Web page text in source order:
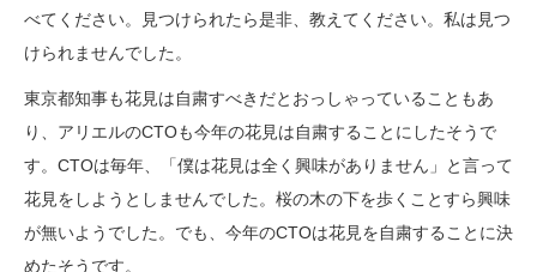
べてください。見つけられたら是非、教えてください。私は見つ
けられませんでした。
東京都知事も花見は自粛すべきだとおっしゃっていることもあ
り、アリエルのCTOも今年の花見は自粛することにしたそうで
す。CTOは毎年、「僕は花見は全く興味がありません」と言って
花見をしようとしませんでした。桜の木の下を歩くことすら興味
が無いようでした。でも、今年のCTOは花見を自粛することに決
めたそうです。